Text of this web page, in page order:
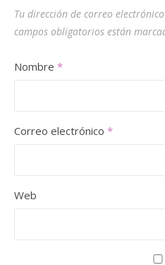
Tu dirección de correo
campos obligatorios están
Nombre *
Correo electrónico *
Web